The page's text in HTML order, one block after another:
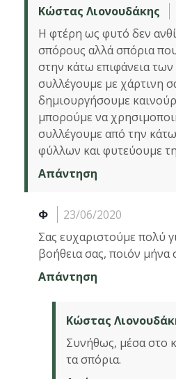
Κώστας Λιονουδάκης
Η φτέρη ως φυτό δεν
σπόρους αλλά σπόρια
στην κάτω επιφάνεια
συλλέγουμε με χάρτινη
δημιουργήσουμε
μπορούμε να
συλλέγουμε από την
φύλλων και φυτεύουμε
Απάντηση
Φ
23/06/2020
Σας ευχαριστούμε πολύ
βοήθεια σας, ποιόν μήνα
Απάντηση
Κώστας
Συνήθως, μέσα στο
τα σπόρια.